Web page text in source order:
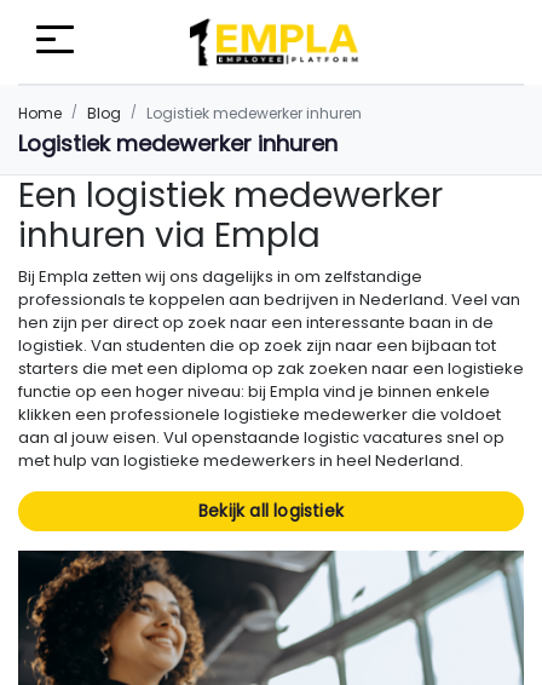
Home Blog Logistiek medewerker inhuren
Logistiek medewerker inhuren
Een logistiek medewerker
inhuren via Empla
Bij Empla zetten wij ons dagelijks in om zelfstandige
professionals te koppelen aan bedrijven in Nederland. Veel van
hen zijn per direct op zoek naar een interessante baan in de
logistiek. Van studenten die op zoek zijn naar een bijbaan tot
starters die met een diploma op zak zoeken naar een logistieke
functie op een hoger niveau: bij Empla vind je binnen enkele
klikken een professionele logistieke medewerker die voldoet
aan al jouw eisen. Vul openstaande logistic vacatures snel op
met hulp van logistieke medewerkers in heel Nederland.
Bekijk all logistiek